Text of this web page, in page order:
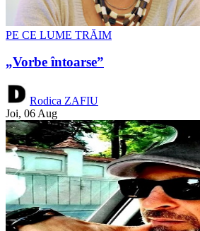
PE CE LUME TRĂIM
„Vorbe întoarse”
Rodica ZAFIU
Joi, 06 Aug